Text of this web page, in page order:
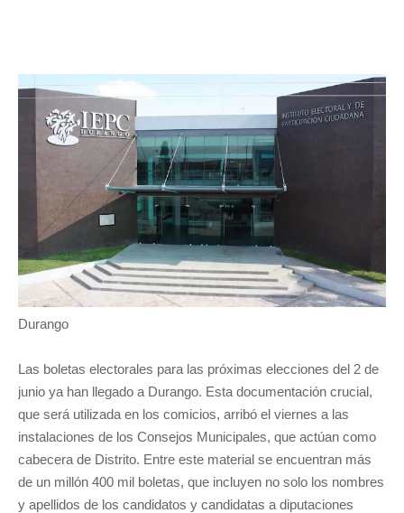
Durango
Las boletas electorales para las próximas elecciones del 2 de
junio ya han llegado a Durango. Esta documentación crucial,
que será utilizada en los comicios, arribó el viernes a las
instalaciones de los Consejos Municipales, que actúan como
cabecera de Distrito. Entre este material se encuentran más
de un millón 400 mil boletas, que incluyen no solo los nombres
y apellidos de los candidatos y candidatas a diputaciones